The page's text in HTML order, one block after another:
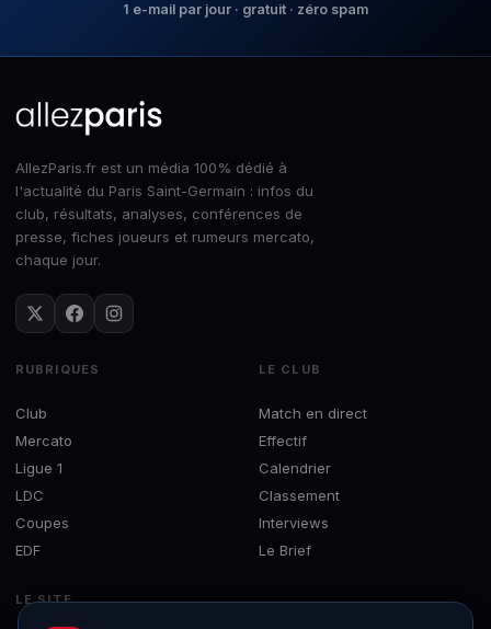
1 e-mail par jour · gratuit · zéro spam
AllezParis.fr est un média 100% dédié à
l'actualité du Paris Saint-Germain : infos du
club, résultats, analyses, conférences de
presse, fiches joueurs et rumeurs mercato,
chaque jour.
RUBRIQUES
Club
Mercato
Ligue 1
LDC
Coupes
EDF
LE CLUB
Match en direct
Effectif
Calendrier
Classement
Interviews
Le Brief
LE SITE